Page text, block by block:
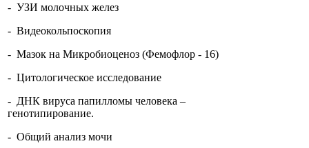
- УЗИ молочных желез
- Видеокольпоскопия
- Мазок на Микробиоценоз (Фемофлор - 16)
- Цитологическое исследование
- ДНК вируса папилломы человека –
генотипирование.
- Общий анализ мочи